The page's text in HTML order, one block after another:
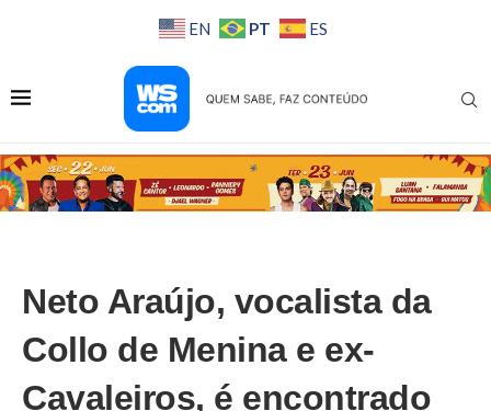
EN PT ES
Neto Araújo, vocalista da
Collo de Menina e ex-
Cavaleiros, é encontrado